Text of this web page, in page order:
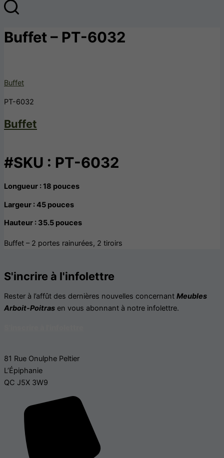
Buffet – PT-6032
Buffet
PT-6032
Buffet
#SKU : PT-6032
Longueur : 18 pouces
Largeur : 45 pouces
Hauteur : 35.5 pouces
Buffet – 2 portes rainurées, 2 tiroirs
S'incrire à l'infolettre
Rester à l’affût des dernières nouvelles concernant Meubles
Arboit-Poitras en vous abonnant à notre infolettre.
81 Rue Onulphe Peltier
L’Épiphanie
QC J5X 3W9